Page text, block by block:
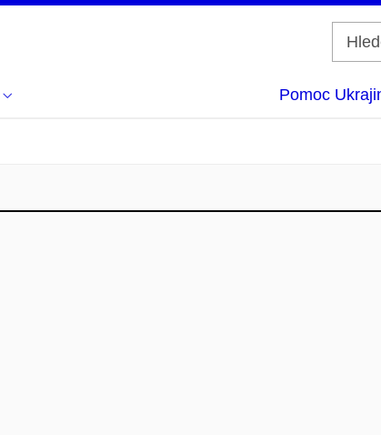
Pomoc